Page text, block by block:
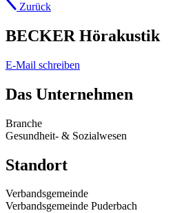
Zurück
BECKER Hörakustik
E-Mail schreiben
Das Unternehmen
Branche
Gesundheit- & Sozialwesen
Standort
Verbandsgemeinde
Verbandsgemeinde Puderbach